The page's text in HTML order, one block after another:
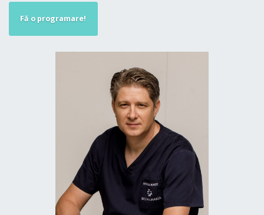
Fă o programare!